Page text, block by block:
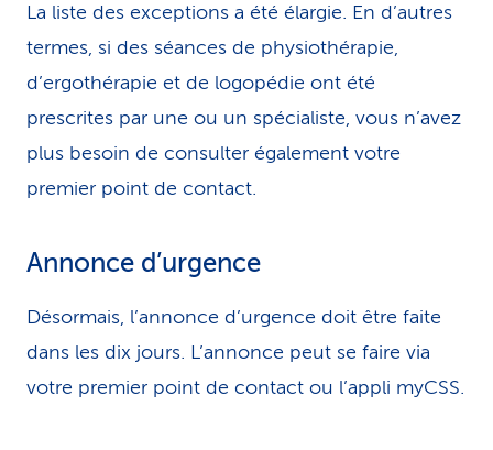
La liste des exceptions a été élargie. En d’autres
termes, si des séances de physiothérapie,
d’ergothérapie et de logopédie ont été
prescrites par une ou un spécialiste, vous n’avez
plus besoin de consulter également votre
premier point de contact.
Annonce d’urgence
Désormais, l’annonce d’urgence doit être faite
dans les dix jours. L’annonce peut se faire via
votre premier point de contact ou l’appli myCSS.